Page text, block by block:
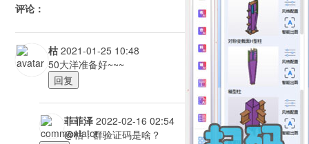
评论：
枯 2021-01-25 10:48
50大洋准备好~~~
回复
菲菲泽 2022-02-16 02:54
@枯：群验证码是啥？